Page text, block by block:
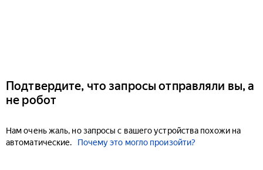
Подтвердите, что запросы отправляли вы, а
не робот
Нам очень жаль, но запросы с вашего устройства похожи на
автоматические.
Почему это могло произойти?